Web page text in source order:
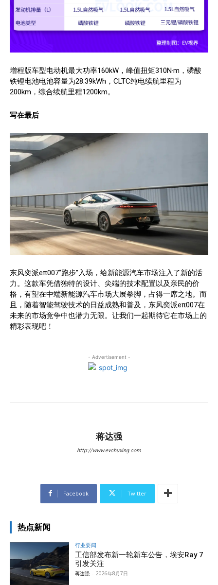
增程版车型电动机最大功率160kW，峰值扭矩310N·m，磷酸
铁锂电池电池容量为28.39kWh，CLTC纯电续航里程为
200km，综合续航里程1200km。
写在最后
东风奕派eπ007“跑步”入场，给新能源汽车市场注入了新的活
力。这款车凭借独特的设计、尖端的技术配置以及亲民的价
格，有望在中端新能源汽车市场大展拳脚，占得一席之地。而
且，随着智能驾驶技术的日益成熟和普及，东风奕派eπ007在
未来的市场竞争中也潜力无限。让我们一起期待它在市场上的
精彩表现吧！
- Advertisement -
蒋达强
http://www.evchuxing.com
Facebook Twitter
热点新闻
行业要闻
工信部发布新一轮新车公告，埃安Ray 7
引发关注
蒋达强 - 2026年8月7日